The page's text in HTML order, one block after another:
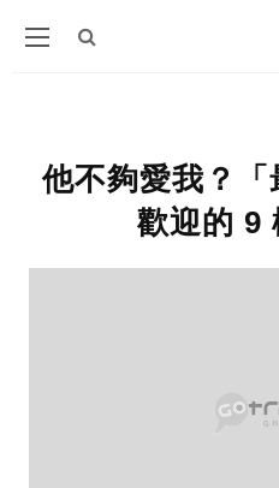
他不夠愛我？
歡迎的 9